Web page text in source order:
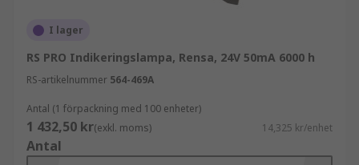
I lager
RS PRO Indikeringslampa, Rensa, 24V 50mA 6000 h
RS-artikelnummer 564-469A
Antal (1 förpackning med 100 enheter)
1 432,50 kr(exkl. moms) 14,325 kr/enhet
Antal